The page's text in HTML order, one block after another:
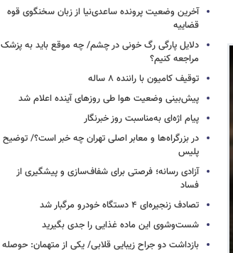
آخرین وضعیت پرونده ساعدی‌نیا از زبان سخنگوی قوه
قضاییه
دلایل پارگی رگ خونی در چشم/ چه موقع باید به پزشک
مراجعه کنیم؟
توقیف کامیون با راننده ۸ ساله
پیش‌بینی وضعیت هوا طی روزهای آینده اعلام شد
پیام اژه‌ای به‌مناسبت روز خبرنگار
در بزرگراه‌ها و معابر اصلی تهران چه خبر است؟/ توضیح
پلیس
آزادی رسانه؛ فرصتی برای شفاف‌سازی و پیشگیری از
فساد
تصادف زنجیره‌ای ۴ دستگاه خودرو مرگبار شد
شست‌وشوی این ماده غذایی را جدی بگیرید
بازداشت دو جراح زیبایی قلابی/ یکی از متهمان: حوصله